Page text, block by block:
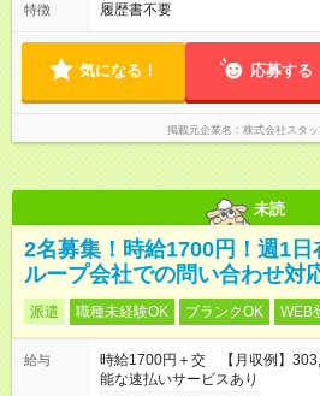
特徴 履歴書不要
気になる！ 応募する
掲載元企業名 株式会社スタ
未読
2名募集！時給1700円！週1
ループ会社での問い合わせ対
派遣 職種未経験OK ブランクOK WEB
給与
時給1700円＋交 【月収例】
能な速払いサービスあり